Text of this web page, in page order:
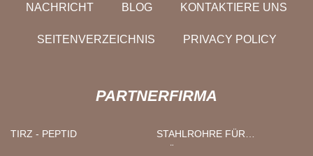
NACHRICHT BLOG KONTAKTIERE UNS
SEITENVERZEICHNIS PRIVACY POLICY
PARTNERFIRMA
TIRZ - PEPTID
STAHLROHRE FÜR